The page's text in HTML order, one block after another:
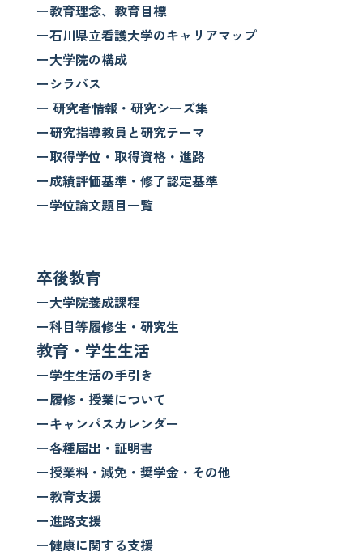
ー教育理念、教育目標
ー石川県立看護大学のキャリアマップ
ー大学院の構成
ーシラバス
ー 研究者情報・研究シーズ集
ー研究指導教員と研究テーマ
ー取得学位・取得資格・進路
ー成績評価基準・修了認定基準
ー学位論文題目一覧
卒後教育
ー大学院養成課程
ー科目等履修生・研究生
教育・学生生活
ー学生生活の手引き
ー履修・授業について
ーキャンパスカレンダー
ー各種届出・証明書
ー授業料・減免・奨学金・その他
ー教育支援
ー進路支援
ー健康に関する支援